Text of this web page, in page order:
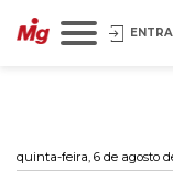
quinta-feira, 6 de agosto